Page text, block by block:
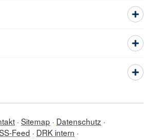
Sitemap
Datenschutz
Feed
DRK intern